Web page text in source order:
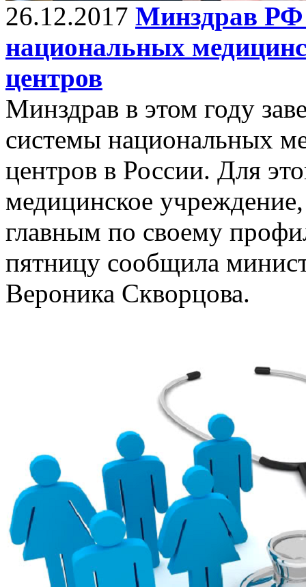
26.12.2017 Минздрав РФ
национальных
центров
Минздрав в этом году
системы национальных
центров в России. Для
медицинское
главным по своему
пятницу сообщила
Вероника Скворцова.